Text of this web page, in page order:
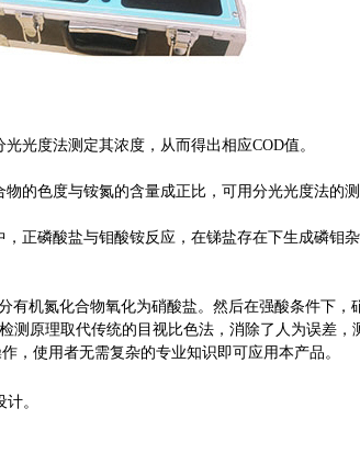
光度法测定其浓度，从而得出相应COD值。
的色度与铵氮的含量成正比，可用分光光度法的
正磷酸盐与钼酸铵反应，在锑盐存在下生成磷钼
机氮化合物氧化为硝酸盐。然后在强酸条件下
测原理取代传统的目视比色法，消除了人为误差
，使用者无需复杂的专业知识即可应用本产品。
。